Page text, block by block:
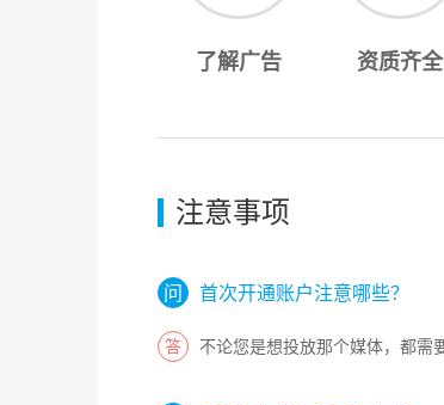
了解广告 资质齐全
注意事项
首次开通账户注意哪些？
不论您是想投放那个媒体，都需